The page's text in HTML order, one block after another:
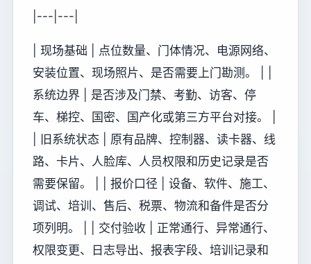
|---|---|
| 现场基础 | 点位数量、门体情况、电源网络、
安装位置、现场照片、是否需要上门勘测。 | |
系统边界 | 是否涉及门禁、考勤、访客、停
车、梯控、国密、国产化或第三方平台对接。 |
| 旧系统状态 | 原有品牌、控制器、读卡器、线
路、卡片、人脸库、人员权限和历史记录是否
需要保留。 | | 报价口径 | 设备、软件、施工、
调试、培训、售后、税票、物流和备件是否分
项列明。 | | 交付验收 | 正常通行、异常通行、
权限变更、日志导出、报表字段、培训记录和